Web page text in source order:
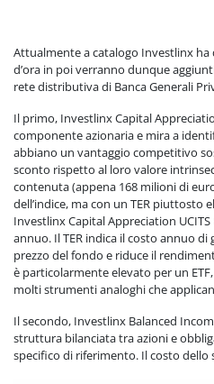
Attualmente a catalogo Investlinx ha
d’ora in poi verranno dunque
rete distributiva di Banca Generali
Il primo, Investlinx Capital
componente azionaria e mira a
abbiano un vantaggio competitivo
sconto rispetto al loro valore
contenuta (appena 168 milioni di
dell’indice, ma con un TER piuttosto
Investlinx Capital Appreciation
annuo. Il TER indica il costo annuo di
prezzo del fondo e riduce il
è particolarmente elevato per un
molti strumenti analoghi che
Il secondo, Investlinx Balanced
struttura bilanciata tra azioni e
specifico di riferimento. Il costo dello